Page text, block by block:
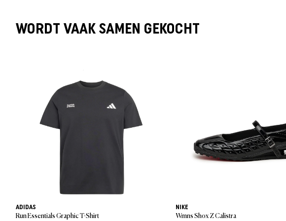
WORDT VAAK SAMEN GEKOCHT
ADIDAS
Run Essentials Graphic T-Shirt
NIKE
Wmns Shox Z Calistra